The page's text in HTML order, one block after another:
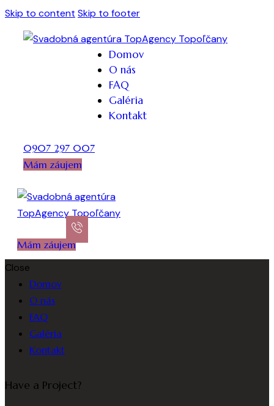
Skip to content Skip to footer
Domov
O nás
FAQ
Galéria
Kontakt
0907 297 007
Mám záujem
Mám záujem
Close
Domov
O nás
FAQ
Galéria
Kontakt
Have a Project?